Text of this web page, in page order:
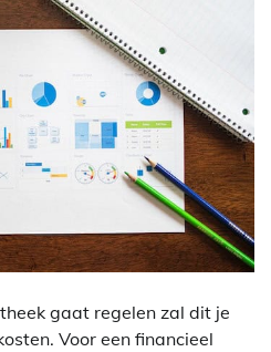
gaat regelen zal dit je
Voor een financieel